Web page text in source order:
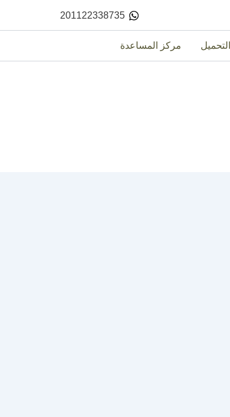
201122338735
التحميل مركز المساعدة